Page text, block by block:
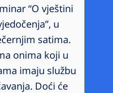
“O vještini
u
satima.
onima koji u
imaju službu
Doći će